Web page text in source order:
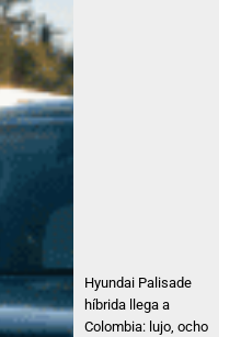
Hyundai Palisade
híbrida llega a
Colombia: lujo, ocho